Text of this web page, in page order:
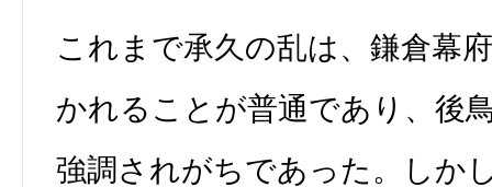
これまで承久の乱は、鎌倉幕
かれることが普通であり、後
強調されがちであった。しか